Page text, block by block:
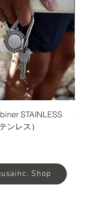
STAINLESS
ンレス）
Shop